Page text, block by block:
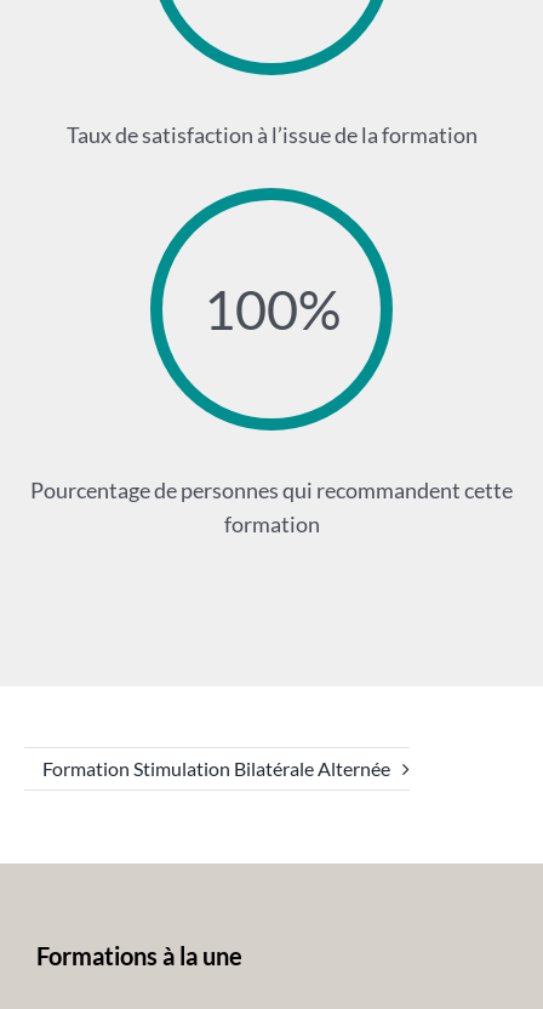
Taux de satisfaction à l’issue de la formation
100%
Pourcentage de personnes qui recommandent cette
formation
Formation Stimulation Bilatérale Alternée
Formations à la une